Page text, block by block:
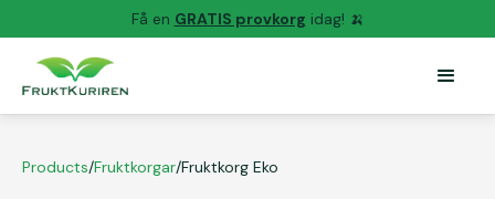
Få en GRATIS provkorg idag! 🍌
Products/Fruktkorgar/Fruktkorg Eko